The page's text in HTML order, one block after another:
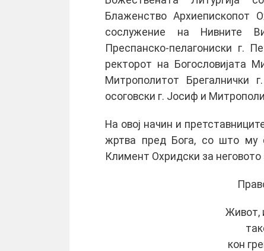
Блаженство Архиепископот
сослужение на Нивните
Преспанско-пелагониски г.
ректорот на Богословијата
Митрополитот Брегалнички
осоговски г. Јосиф и
На овој начин и
жртва пред Бога, со што му
Климент Охридски за
Живот,
кон